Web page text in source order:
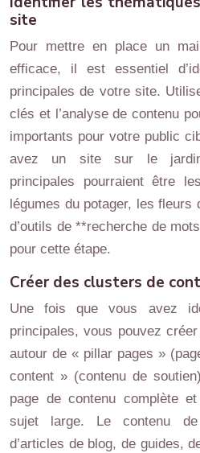
site
Pour mettre en place un
efficace, il est essentiel
principales de votre site.
clés et l’analyse de contenu
importants pour votre public
avez un site sur le
principales pourraient être
légumes du potager, les fleurs
d’outils de **recherche de
pour cette étape.
Créer des clusters de
Une fois que vous avez
principales, vous pouvez
autour de « pillar pages »
content » (contenu de
page de contenu complète
sujet large. Le contenu
d’articles de blog, de guides,